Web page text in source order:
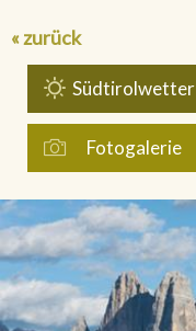
« zurück
Südtirolwetter
Fotogalerie